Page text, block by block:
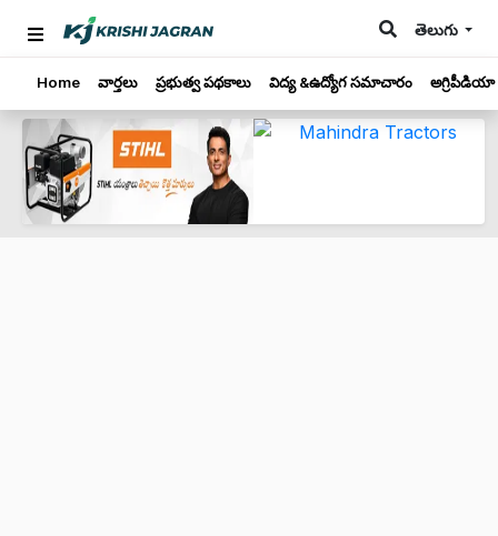
తెలుగు
Home వార్తలు ప్రభుత్వ పథకాలు విద్య &ఉద్యోగ సమాచారం అగ్రిపీడియా